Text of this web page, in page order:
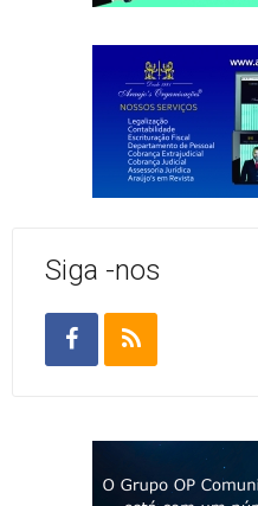
Siga -nos